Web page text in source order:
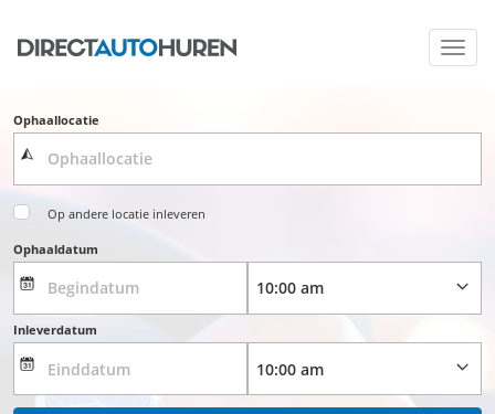
Ophaallocatie
Op andere locatie inleveren
Ophaaldatum
Inleverdatum